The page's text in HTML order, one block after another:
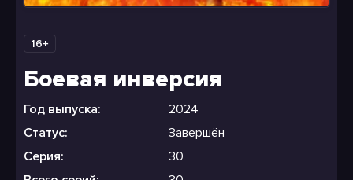
16+
Боевая инверсия
Год выпуска:
2024
Статус:
Завершён
Серия:
30